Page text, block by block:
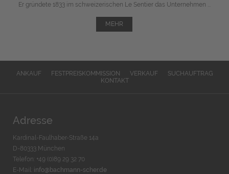
Er gründete 1833 im schweizerischen Le Sentier das Unternehmen ...
MEHR
ANKAUF FESTPREISKOMMISSION VERKAUF
SUCHAUFTRAG
KONTAKT
Adresse
Kardinal-Faulhaber-Straße 14a
D-80333 München
Telefon: +49 (0)89 29 32 70
E-Mail: info@bachmann-scher.de